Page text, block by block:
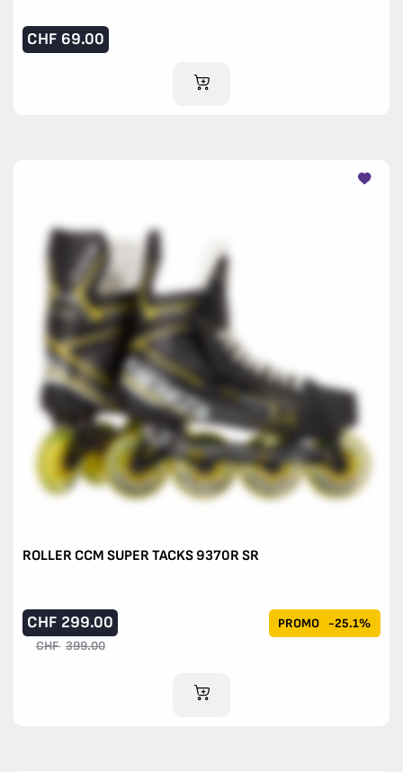
CHF 69.00
AJOUTER AU PANIER
ROLLER CCM SUPER TACKS 9370R SR
PROMO -25.1%
CHF 299.00
CHF 399.00
AJOUTER AU PANIER